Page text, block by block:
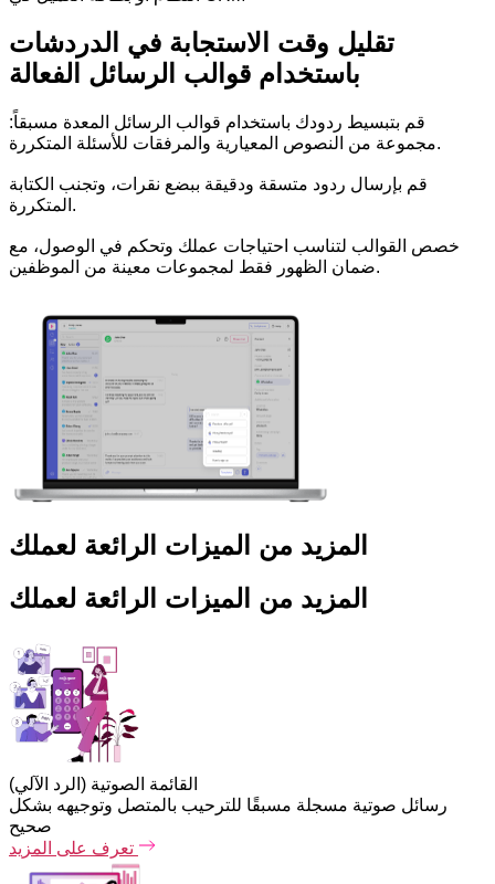
تقليل وقت الاستجابة في الدردشات
باستخدام قوالب الرسائل الفعالة
قم بتبسيط ردودك باستخدام قوالب الرسائل المعدة مسبقاً:
مجموعة من النصوص المعيارية والمرفقات للأسئلة المتكررة.
قم بإرسال ردود متسقة ودقيقة ببضع نقرات، وتجنب الكتابة
المتكررة.
خصص القوالب لتناسب احتياجات عملك وتحكم في الوصول، مع
ضمان الظهور فقط لمجموعات معينة من الموظفين.
المزيد من الميزات الرائعة لعملك
المزيد من الميزات الرائعة لعملك
القائمة الصوتية (الرد الآلي)
رسائل صوتية مسجلة مسبقًا للترحيب بالمتصل وتوجيهه بشكل
صحيح